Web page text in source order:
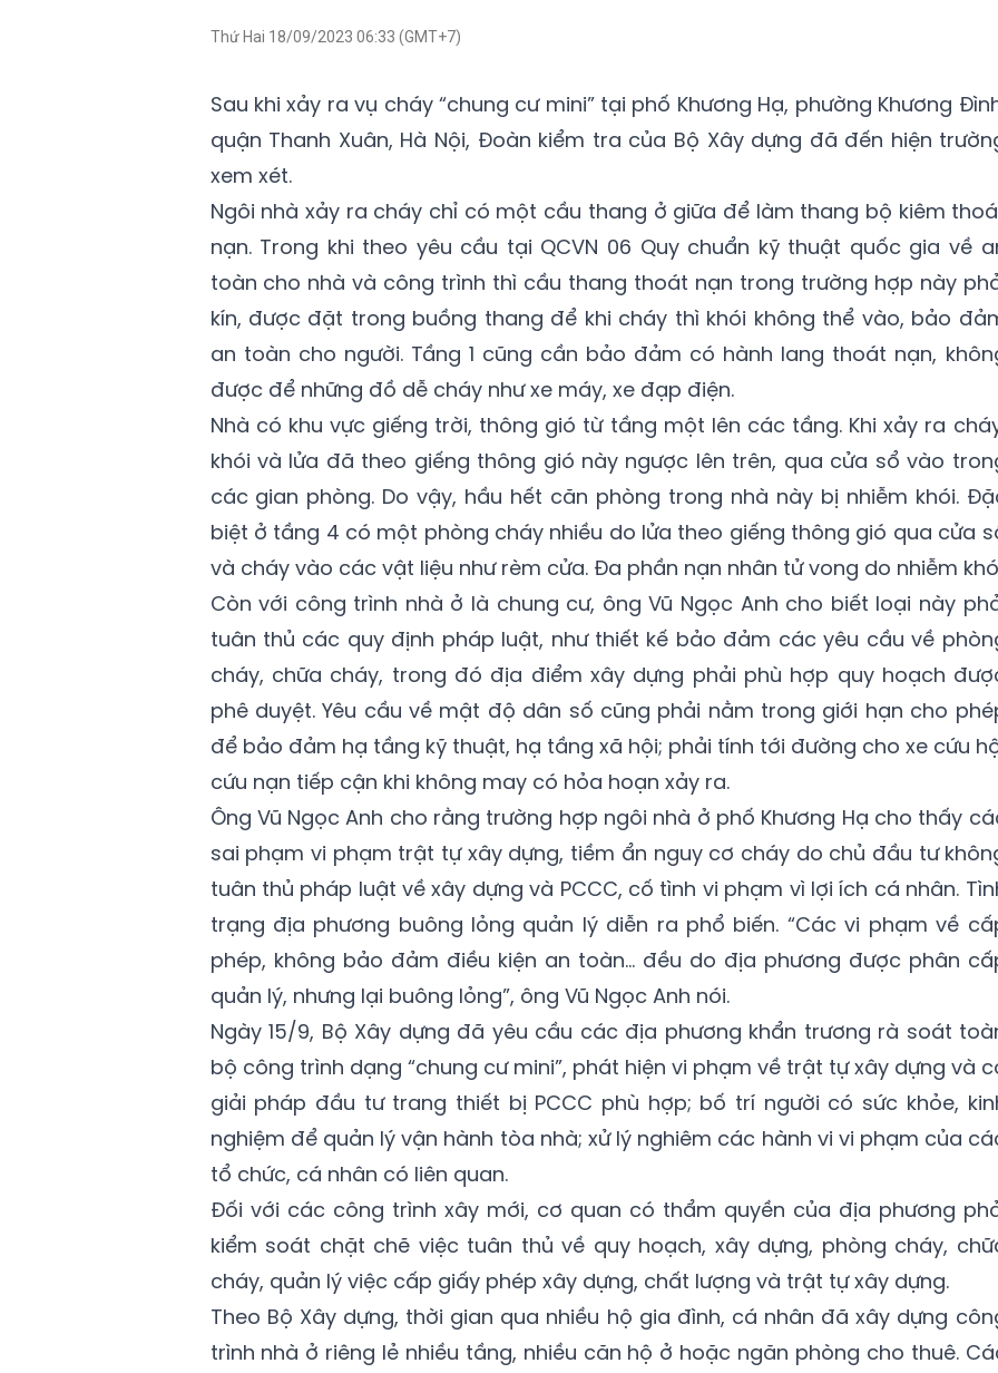
Thứ Hai 18/09/2023 06:33 (GMT+7)
Sau khi xảy ra vụ cháy “chung cư mini” tại phố Khương Hạ, phường Khương
quận Thanh Xuân, Hà Nội, Đoàn kiểm tra của Bộ Xây dựng đã đến hiện
xem xét.
Ngôi nhà xảy ra cháy chỉ có một cầu thang ở giữa để làm thang bộ kiêm
nạn. Trong khi theo yêu cầu tại QCVN 06 Quy chuẩn kỹ thuật quốc gia về
toàn cho nhà và công trình thì cầu thang thoát nạn trong trường hợp này
kín, được đặt trong buồng thang để khi cháy thì khói không thể vào, bảo
an toàn cho người. Tầng 1 cũng cần bảo đảm có hành lang thoát nạn,
được để những đồ dễ cháy như xe máy, xe đạp điện.
Nhà có khu vực giếng trời, thông gió từ tầng một lên các tầng. Khi xảy ra
khói và lửa đã theo giếng thông gió này ngược lên trên, qua cửa sổ vào
các gian phòng. Do vậy, hầu hết căn phòng trong nhà này bị nhiễm khói.
biệt ở tầng 4 có một phòng cháy nhiều do lửa theo giếng thông gió qua cửa
và cháy vào các vật liệu như rèm cửa. Đa phần nạn nhân tử vong do nhiễm
Còn với công trình nhà ở là chung cư, ông Vũ Ngọc Anh cho biết loại này
tuân thủ các quy định pháp luật, như thiết kế bảo đảm các yêu cầu về
cháy, chữa cháy, trong đó địa điểm xây dựng phải phù hợp quy hoạch
phê duyệt. Yêu cầu về mật độ dân số cũng phải nằm trong giới hạn cho
để bảo đảm hạ tầng kỹ thuật, hạ tầng xã hội; phải tính tới đường cho xe cứu
cứu nạn tiếp cận khi không may có hỏa hoạn xảy ra.
Ông Vũ Ngọc Anh cho rằng trường hợp ngôi nhà ở phố Khương Hạ cho thấy
sai phạm vi phạm trật tự xây dựng, tiềm ẩn nguy cơ cháy do chủ đầu tư
tuân thủ pháp luật về xây dựng và PCCC, cố tình vi phạm vì lợi ích cá nhân.
trạng địa phương buông lỏng quản lý diễn ra phổ biến. “Các vi phạm về
phép, không bảo đảm điều kiện an toàn... đều do địa phương được phân
quản lý, nhưng lại buông lỏng”, ông Vũ Ngọc Anh nói.
Ngày 15/9, Bộ Xây dựng đã yêu cầu các địa phương khẩn trương rà soát
bộ công trình dạng “chung cư mini”, phát hiện vi phạm về trật tự xây dựng và
giải pháp đầu tư trang thiết bị PCCC phù hợp; bố trí người có sức khỏe,
nghiệm để quản lý vận hành tòa nhà; xử lý nghiêm các hành vi vi phạm của
tổ chức, cá nhân có liên quan.
Đối với các công trình xây mới, cơ quan có thẩm quyền của địa phương
kiểm soát chặt chẽ việc tuân thủ về quy hoạch, xây dựng, phòng cháy,
cháy, quản lý việc cấp giấy phép xây dựng, chất lượng và trật tự xây dựng.
Theo Bộ Xây dựng, thời gian qua nhiều hộ gia đình, cá nhân đã xây dựng
trình nhà ở riêng lẻ nhiều tầng, nhiều căn hộ ở hoặc ngăn phòng cho thuê.